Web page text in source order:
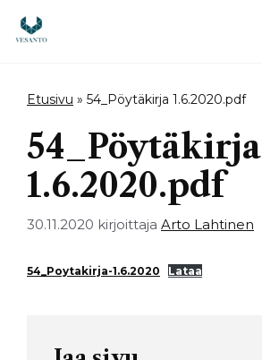
sisältöön
Etusivu » 54_Pöytäkirja 1.6.2020.pdf
54_Pöytäkirja
1.6.2020.pdf
30.11.2020 kirjoittaja Arto Lahtinen
54_Poytakirja-1.6.2020 Lataa